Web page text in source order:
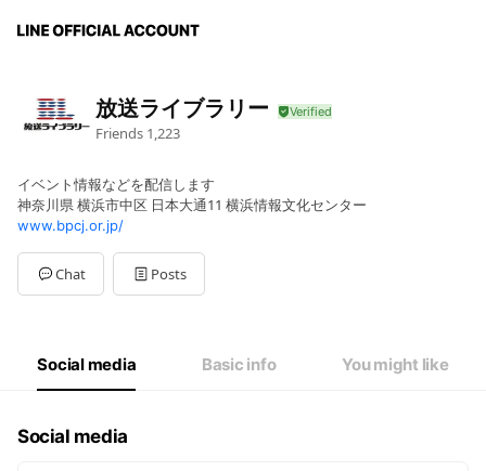
放送ライブラリー
Friends 1,223
イベント情報などを配信します
神奈川県 横浜市中区 日本大通11 横浜情報文化センター
www.bpcj.or.jp/
Chat Posts
Social media Basic info You might like
Social media